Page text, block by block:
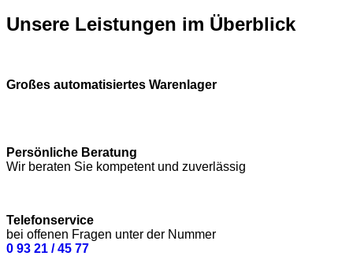
Unsere Leistungen im Überblick
Großes automatisiertes Warenlager
Persönliche Beratung
Wir beraten Sie kompetent und zuverlässig
Telefonservice
bei offenen Fragen unter der Nummer
0 93 21 / 45 77